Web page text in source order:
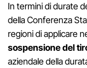
In termini di durate
della Conferenza
regioni di applicare
sospensione del
aziendale della